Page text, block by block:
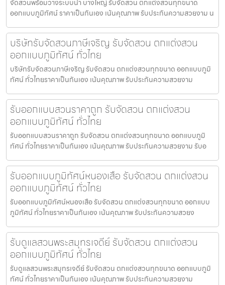
จัดสวนพร้อมวางระบบน้ำ บางใหญ่ รับจัดสวน ตกแต่งสวนทุกขนาด
ออกแบบภูมิทัศน์ ราคาเป็นกันเอง เน้นคุณภาพ รับประกันความสวยงาม น
บริษัทรับจัดสวนภาษีเจริญ รับจัดสวน ตกแต่งสวน
ออกแบบภูมิทัศน์ ทั่วไทย
บริษัทรับจัดสวนภาษีเจริญ รับจัดสวน ตกแต่งสวนทุกขนาด ออกแบบภูมิ
ทัศน์ ทั่วไทยราคาเป็นกันเอง เน้นคุณภาพ รับประกันความสวยงาม
รับออกแบบสวนราคาถูก รับจัดสวน ตกแต่งสวน
ออกแบบภูมิทัศน์ ทั่วไทย
รับออกแบบสวนราคาถูก รับจัดสวน ตกแต่งสวนทุกขนาด ออกแบบภูมิ
ทัศน์ ทั่วไทยราคาเป็นกันเอง เน้นคุณภาพ รับประกันความสวยงาม รับอ
รับออกแบบภูมิทัศน์หนองเสือ รับจัดสวน ตกแต่งสวน
ออกแบบภูมิทัศน์ ทั่วไทย
รับออกแบบภูมิทัศน์หนองเสือ รับจัดสวน ตกแต่งสวนทุกขนาด ออกแบบ
ภูมิทัศน์ ทั่วไทยราคาเป็นกันเอง เน้นคุณภาพ รับประกันความสวยง
รับดูแลสวนพระสมุทรเจดีย์ รับจัดสวน ตกแต่งสวน
ออกแบบภูมิทัศน์ ทั่วไทย
รับดูแลสวนพระสมุทรเจดีย์ รับจัดสวน ตกแต่งสวนทุกขนาด ออกแบบภูมิ
ทัศน์ ทั่วไทยราคาเป็นกันเอง เน้นคุณภาพ รับประกันความสวยงาม